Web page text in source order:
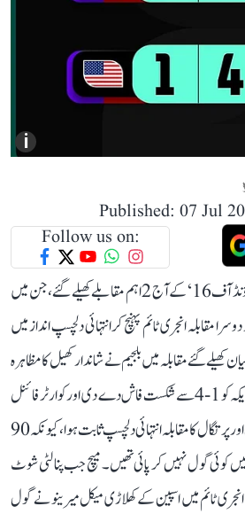
i
Published: 07 Jul
Follow us on:
’فیفا عالمی کپ 2026‘ کے ’راؤنڈ آف 16‘ کے آج 2 اہم مقابلے کھیلے گئے، جن میں
مقابلہ انجری ٹائم پہنچ کر انتہائی دلچسپ انداز میں
کھیلے گئے مقابلہ میں بلجیم نے شاندار کھیل کا مظاہرہ
کرتے ہوئے شریک میزبان امریکہ کو 1-4 سے شکست فاش دے دی اور کوارٹر فائنل
میں جگہ بنائی۔ اس سے قبل اسپین اور پرتگال کا مقابلہ انتہائی دلچسپ ثابت ہوا، کیونکہ 90
کوئی گول نہیں کر پائی تھیں۔ میچ جب پنالٹی شوٹ
ٹائم میں اسپین کے کھلاڑی میکل میرینو نے گول